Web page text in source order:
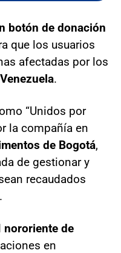
botón de donación
que los usuarios
afectadas por los
.
“Unidos por
la compañía en
de Bogotá,
de gestionar y
recaudados
nororiente de
en